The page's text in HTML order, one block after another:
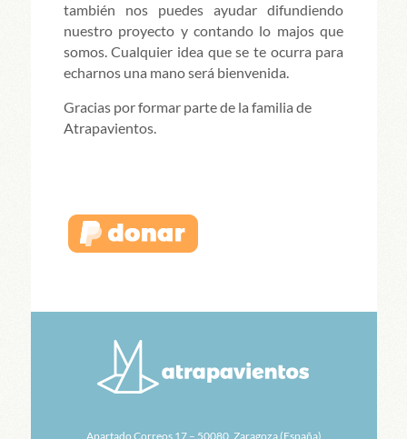
también nos puedes ayudar difundiendo
nuestro proyecto y contando lo majos que
somos. Cualquier idea que se te ocurra para
echarnos una mano será bienvenida.
Gracias por formar parte de la familia de
Atrapavientos.
Apartado Correos 17 – 50080, Zaragoza (España)